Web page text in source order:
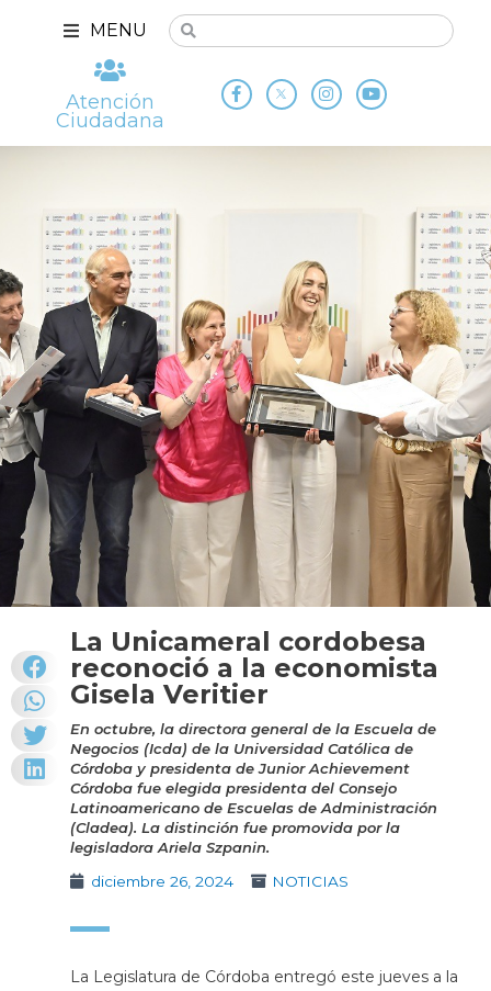
MENU
Atención
Ciudadana
La Unicameral cordobesa
reconoció a la economista
Gisela Veritier
En octubre, la directora general de la Escuela de
Negocios (Icda) de la Universidad Católica de
Córdoba y presidenta de Junior Achievement
Córdoba fue elegida presidenta del Consejo
Latinoamericano de Escuelas de Administración
(Cladea). La distinción fue promovida por la
legisladora Ariela Szpanin.
diciembre 26, 2024
NOTICIAS
La Legislatura de Córdoba entregó este jueves a la